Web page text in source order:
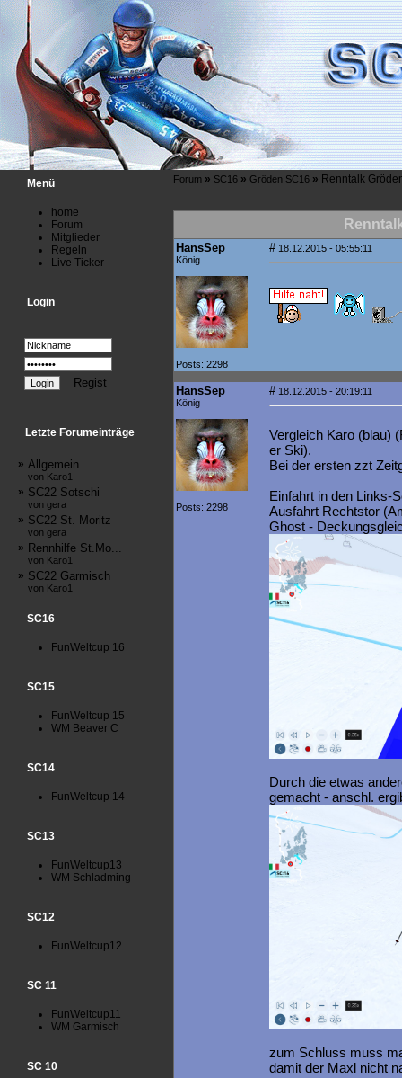
Menü
home
Forum
Mitglieder
Regeln
Live Ticker
Login
Regist
Letzte Forumeinträge
» Allgemein
von Karo1
» SC22 Sotschi
von gera
» SC22 St. Moritz
von gera
» Rennhilfe St.Mo...
von Karo1
» SC22 Garmisch
von Karo1
SC16
FunWeltcup 16
SC15
FunWeltcup 15
WM Beaver C
SC14
FunWeltcup 14
SC13
FunWeltcup13
WM Schladming
SC12
FunWeltcup12
SC 11
FunWeltcup11
WM Garmisch
SC 10
Forum» SC16» Gröden SC16» Renntalk
HansSep
König
Posts: 2298
#18.12.2015 - 05:55:11
HansSep
König
Posts: 2298
#18.12.2015 - 20:19:11
Vergleich Karo (blau)
er Ski).
Bei der ersten zzt
Einfahrt in den Links-
Ausfahrt Rechtstor
Ghost -
Durch die etwas
gemacht - anschl.
zum Schluss muss
damit der Maxl nicht